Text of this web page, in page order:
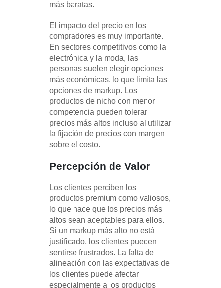
más baratas.
El impacto del precio en los
compradores es muy importante.
En sectores competitivos como la
electrónica y la moda, las
personas suelen elegir opciones
más económicas, lo que limita las
opciones de markup. Los
productos de nicho con menor
competencia pueden tolerar
precios más altos incluso al utilizar
la fijación de precios con margen
sobre el costo.
Percepción de Valor
Los clientes perciben los
productos premium como valiosos,
lo que hace que los precios más
altos sean aceptables para ellos.
Si un markup más alto no está
justificado, los clientes pueden
sentirse frustrados. La falta de
alineación con las expectativas de
los clientes puede afectar
especialmente a los productos